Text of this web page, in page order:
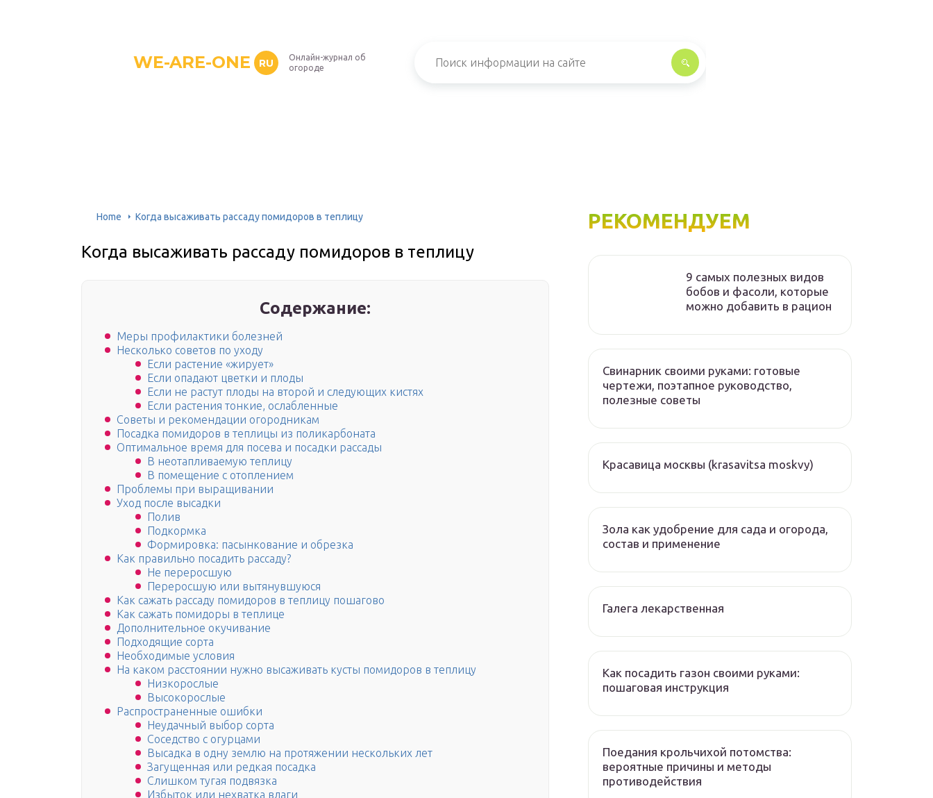
WE-ARE-ONE RU
Онлайн-журнал об
огороде
Home Когда высаживать рассаду помидоров в теплицу
Когда высаживать рассаду помидоров в теплицу
Содержание:
Меры профилактики болезней
Несколько советов по уходу
Если растение «жирует»
Если опадают цветки и плоды
Если не растут плоды на второй и следующих кистях
Если растения тонкие, ослабленные
Советы и рекомендации огородникам
Посадка помидоров в теплицы из поликарбоната
Оптимальное время для посева и посадки рассады
В неотапливаемую теплицу
В помещение с отоплением
Проблемы при выращивании
Уход после высадки
Полив
Подкормка
Формировка: пасынкование и обрезка
Как правильно посадить рассаду?
Не переросшую
Переросшую или вытянувшуюся
Как сажать рассаду помидоров в теплицу пошагово
Как сажать помидоры в теплице
Дополнительное окучивание
Подходящие сорта
Необходимые условия
На каком расстоянии нужно высаживать кусты помидоров в теплицу
Низкорослые
Высокорослые
Распространенные ошибки
Неудачный выбор сорта
Соседство с огурцами
Высадка в одну землю на протяжении нескольких лет
Загущенная или редкая посадка
Слишком тугая подвязка
Избыток или нехватка влаги
РЕКОМЕНДУЕМ
9 самых полезных видов
бобов и фасоли, которые
можно добавить в рацион
Свинарник своими руками: готовые
чертежи, поэтапное руководство,
полезные советы
Красавица москвы (krasavitsa moskvy)
Зола как удобрение для сада и огорода,
состав и применение
Галега лекарственная
Как посадить газон своими руками:
пошаговая инструкция
Поедания крольчихой потомства:
вероятные причины и методы
противодействия